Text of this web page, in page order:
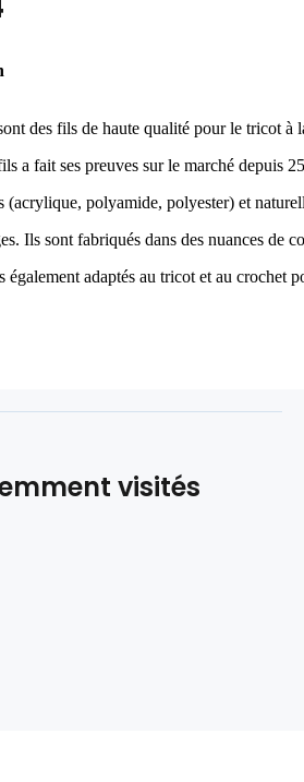
des fils de haute qualité pour le tricot à
a fait ses preuves sur le marché depuis
(acrylique, polyamide, polyester) et
Ils sont fabriqués dans des nuances de
également adaptés au tricot et au crochet
visités